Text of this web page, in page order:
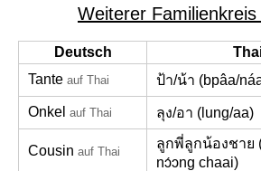
Weiterer
Deutsch
Tante auf Thai ป้า/น้า (bpâa/
Onkel auf Thai ลุง/อา (lung/aa)
Cousin auf Thai
ลูกพี่ลูกน้องชาย
nɔ́ɔng chaai)